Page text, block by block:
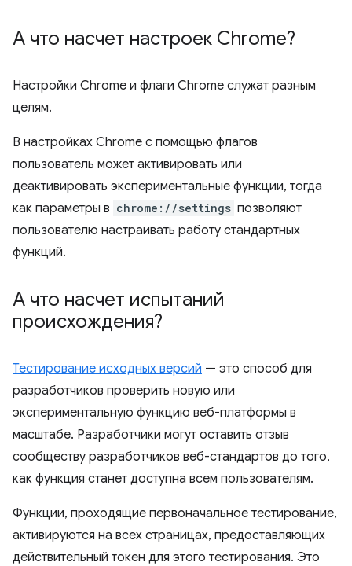
А что насчет настроек Chrome?
Настройки Chrome и флаги Chrome служат разным
целям.
В настройках Chrome с помощью флагов
пользователь может активировать или
деактивировать экспериментальные функции, тогда
как параметры в chrome://settings позволяют
пользователю настраивать работу стандартных
функций.
А что насчет испытаний
происхождения?
Тестирование исходных версий — это способ для
разработчиков проверить новую или
экспериментальную функцию веб-платформы в
масштабе. Разработчики могут оставить отзыв
сообществу разработчиков веб-стандартов до того,
как функция станет доступна всем пользователям.
Функции, проходящие первоначальное тестирование,
активируются на всех страницах, предоставляющих
действительный токен для этого тестирования. Это